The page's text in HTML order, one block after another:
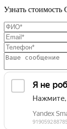
Узнать